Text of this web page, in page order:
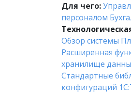
Для чего:
персоналом
Обзор системы
Расширенная
хранилище
Стандартные
конфигураций